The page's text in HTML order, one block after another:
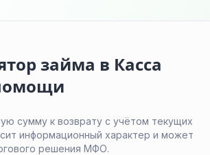
займа в Касса
сумму к возврату с учётом текущих
информационный характер и может
решения МФО.